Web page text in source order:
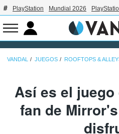
PlayStation Mundial 2026
VANDAL JUEGOS ROOFTOPS &
Así es el
fan de